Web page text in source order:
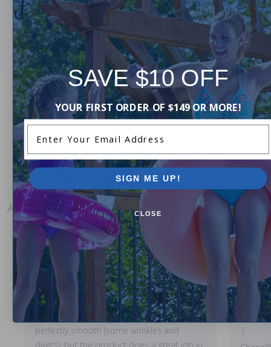
Fait confiance par les
propriétaires de piscines à
travers le Canada
Avis honnêtes de clients ayant amélioré leur routine
de nettoyage de piscine
I have a 24 foot round above ground pool
with a 52' inch depth. The bottom is not
perfectly smooth (some wrinkles and
Love
:)
SAVE $10 OFF
YOUR FIRST ORDER OF $149 OR MORE!
SIGN ME UP!
CLOSE